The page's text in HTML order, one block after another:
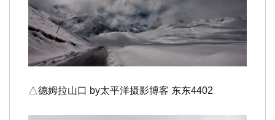
△德姆拉山口 by太平洋摄影博客 东东4402